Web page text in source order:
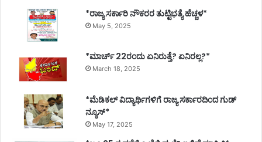
*ರಾಜ್ಯ ಸರ್ಕಾರಿ ನೌಕರರ ತುಟ್ಟಿಭತ್ಯೆ ಹೆಚ್ಚಳ*
May 5, 2025
*ಮಾರ್ಚ್ 22ರಂದು ಏನಿರುತ್ತೆ? ಏನಿರಲ್ಲ?*
March 18, 2025
*ಮೆಡಿಕಲ್ ವಿದ್ಯಾರ್ಥಿಗಳಿಗೆ ರಾಜ್ಯ ಸರ್ಕಾರದಿಂದ ಗುಡ್
ನ್ಯೂಸ್*
May 17, 2025